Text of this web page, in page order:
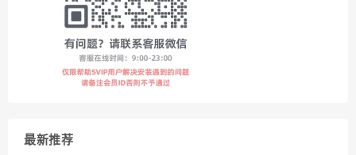
最新推荐